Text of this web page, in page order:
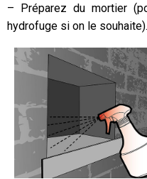
– Préparez du mortier
hydrofuge si on le souhaite).